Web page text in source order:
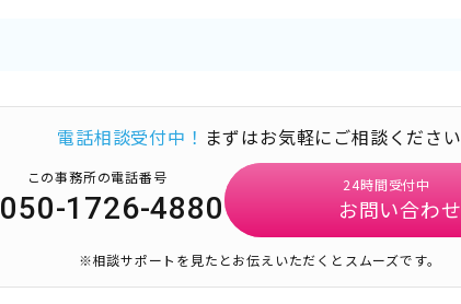
電話相談受付中！ まずはお気軽にご相談ください
この事務所の電話番号
050-1726-4880
24時間受付中
お問い合わせ
※相談サポートを見たとお伝えいただくとスムーズです。